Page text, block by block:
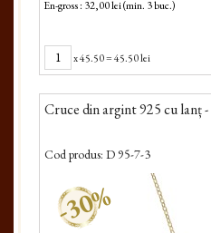
En-gross : 32,00 lei (min. 3 buc.)
x45.50=45.50 lei
Cruce din argint 925 cu lanț -
Cod produs: D 95-7-3
-30%